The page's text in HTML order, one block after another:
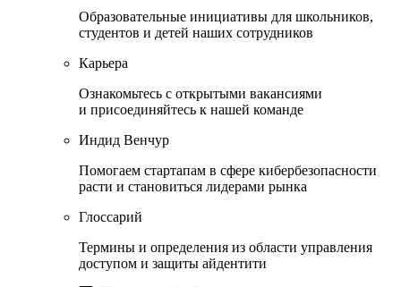
Образовательные инициативы для школьников,
студентов и детей наших сотрудников
Карьера
Ознакомьтесь с открытыми вакансиями
и присоединяйтесь к нашей команде
Индид Венчур
Помогаем стартапам в сфере кибербезопасности
расти и становиться лидерами рынка
Глоссарий
Термины и определения из области управления
доступом и защиты айдентити